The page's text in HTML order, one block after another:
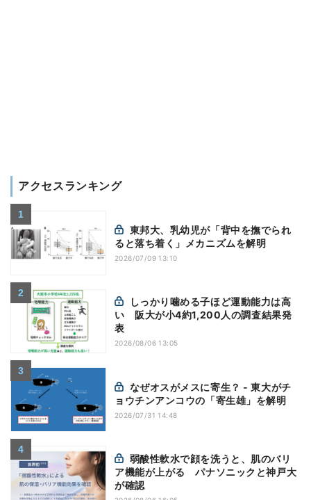
アクセスランキング
ると落ち着く」メカニズムを解明
2026/07/09 13:10
い 阪大が小4約1,200人の調査結果発
表
2026/08/06 13:05
ョウチンアンコウの「寄生雄」を解明
2026/07/31 14:48
ア機能が上がる パナソニックと神戸大
が確認